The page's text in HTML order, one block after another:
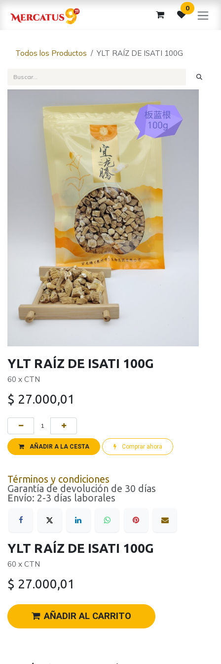
0
Todos los Productos YLT RAÍZ DE ISATI 100G
YLT RAÍZ DE ISATI 100G
60 x CTN
$ 27.000,01
AÑADIR A LA CESTA Comprar ahora
Términos y condiciones
Garantía de devolución de 30 días
Envío: 2-3 días laborales
YLT RAÍZ DE ISATI 100G
60 x CTN
$ 27.000,01
AÑADIR AL CARRITO